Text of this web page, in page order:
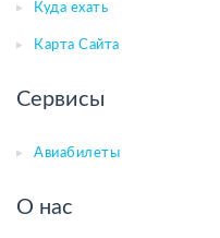
Куда ехать
Карта Сайта
Сервисы
Авиабилеты
О нас